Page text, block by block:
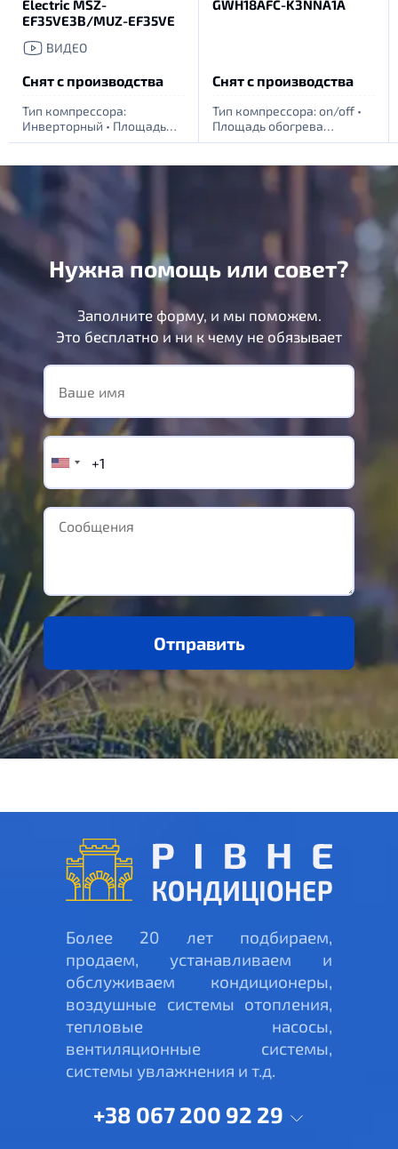
Electric MSZ-
EF35VE3B/MUZ-EF35VE
ВИДЕО
Снят с производства
Тип компрессора:
Инверторный • Площадь
обогрева помещения, м.
GWH18AFC-K3NNA1A
Снят с производства
Тип компрессора: оn/off •
Площадь обогрева
помещения, м. кв: 55•
Нужна помощь или совет?
Заполните форму, и мы поможем.
Это бесплатно и ни к чему не обязывает
Отправить
Более 20 лет подбираем,
продаем, устанавливаем и
обслуживаем кондиционеры,
воздушные системы отопления,
тепловые насосы,
вентиляционные системы,
системы увлажнения и т.д.
+38 067 200 92 29